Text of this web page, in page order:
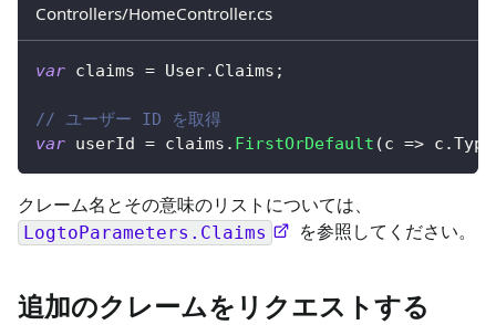
Controllers/HomeController.cs
var claims = User. Claims ;
// ユーザー ID を取得
var userId = claims . FirstOrDefault (c => c .
クレーム名とその意味のリストについては、
LogtoParameters.Claims を参照してください。
追加のクレームをリクエストする